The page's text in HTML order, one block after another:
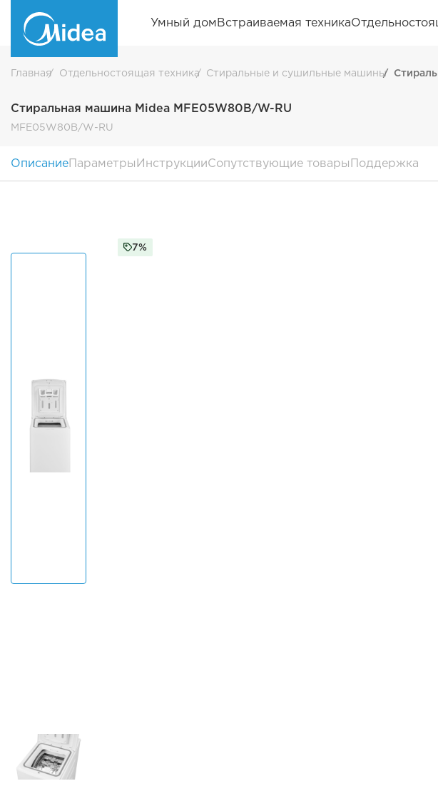
Умный домВстраиваемая техника
Главная Отдельностоящая техника Стиральные и сушильные машины
Стиральная машина Midea MFE05W80B/W-RU
MFE05W80B/W-RU
ОписаниеПараметрыИнструкцииСопутствующие товарыПоддержка
7%